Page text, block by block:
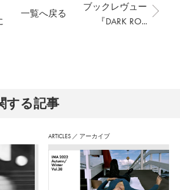
ブックレヴュー
『DARK RO...
一覧へ戻る
する記事
ARTICLES ／ アーカイブ